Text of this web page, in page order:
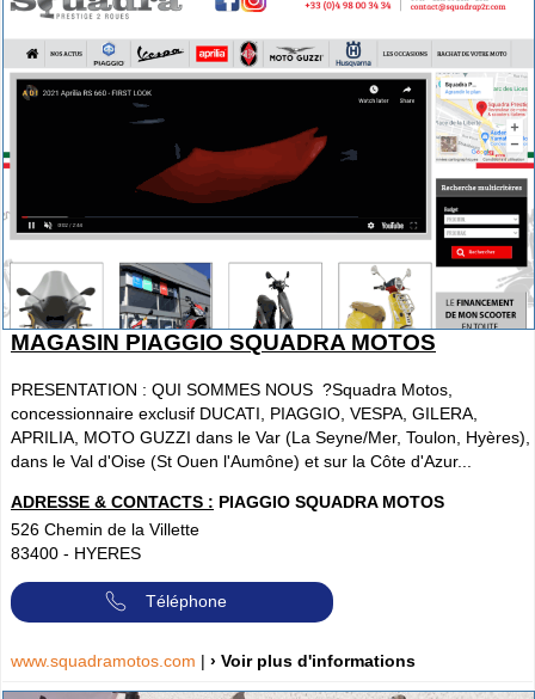
MAGASIN PIAGGIO SQUADRA MOTOS
PRESENTATION : QUI SOMMES NOUS ?Squadra Motos,
concessionnaire exclusif DUCATI, PIAGGIO, VESPA, GILERA,
APRILIA, MOTO GUZZI dans le Var (La Seyne/Mer, Toulon, Hyères),
dans le Val d'Oise (St Ouen l'Aumône) et sur la Côte d'Azur...
ADRESSE & CONTACTS : PIAGGIO SQUADRA MOTOS
526 Chemin de la Villette
83400 - HYERES
Téléphone
www.squadramotos.com | › Voir plus d'informations